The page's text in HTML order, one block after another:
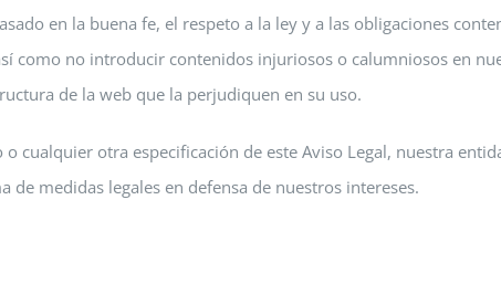
en la buena fe, el respeto a la ley y a las obligaciones
como no introducir contenidos injuriosos o calumniosos en
de la web que la perjudiquen en su uso.
otra especificación de este Aviso Legal, nuestra
medidas legales en defensa de nuestros intereses.